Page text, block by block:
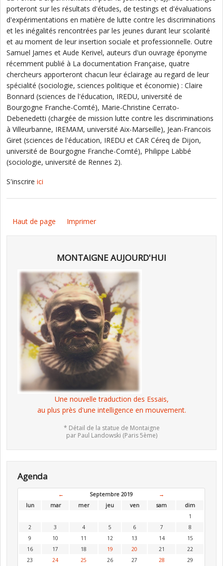
porteront sur les résultats d'études, de testings et d'évaluations
d'expérimentations en matière de lutte contre les discriminations
et les inégalités rencontrées par les jeunes durant leur scolarité
et au moment de leur insertion sociale et professionnelle. Outre
Samuel James et Aude Kerivel, auteurs d'un ouvrage éponyme
récemment publié à La documentation Française, quatre
chercheurs apporteront chacun leur éclairage au regard de leur
spécialité (sociologie, sciences politique et économie) : Claire
Bonnard (sciences de l'éducation, IREDU, université de
Bourgogne Franche-Comté), Marie-Christine Cerrato-
Debenedetti (chargée de mission lutte contre les discriminations
à Villeurbanne, IREMAM, université Aix-Marseille), Jean-Francois
Giret (sciences de l'éducation, IREDU et CAR Céreq de Dijon,
université de Bourgogne Franche-Comté), Philippe Labbé
(sociologie, université de Rennes 2).
S'inscrire ici
Haut de page Imprimer
MONTAIGNE AUJOURD'HUI
Une nouvelle traduction des Essais,
au plus près d'une intelligence en mouvement.
* Détail de la statue de Montaigne
par Paul Landowski (Paris 5ème)
Agenda
← Septembre 2019
→
lun
mar mer jeu ven sam
dim
1
2
3 4 5 6 7
8
9
10 11 12 13 14
15
16
17 18 19 20 21
22
23
24 25 26 27 28
29